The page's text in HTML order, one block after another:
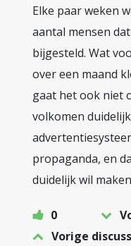
Elke paar weken
aantal mensen
bijgesteld. Wat
over een maand
gaat het ook niet
volkomen
propaganda, en
duidelijk wil
0
Vorige